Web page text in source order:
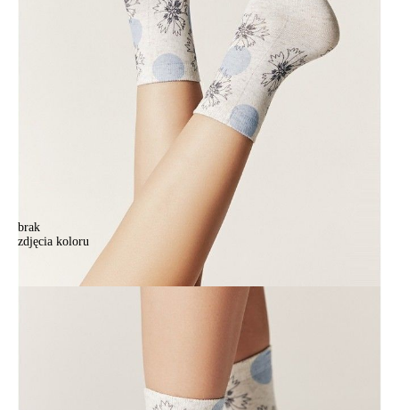
brak
zdjęcia koloru
Skarpetki damskie CONTE ELEGANT FANTASY, r.36-39, 676
Skarpetki damskie CONTE ELEGANT FANTASY, r.36-39, 676